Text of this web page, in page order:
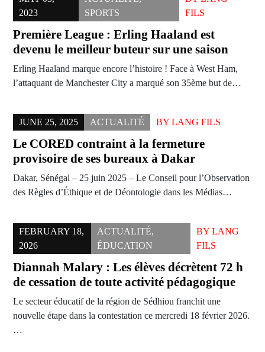
2023
SPORTS
FILS
Première League : Erling Haaland est
devenu le meilleur buteur sur une saison
Erling Haaland marque encore l’histoire ! Face à West Ham,
l’attaquant de Manchester City a marqué son 35ème but de…
JUNE 25, 2025 ACTUALITÉ BY LANG FILS
Le CORED contraint à la fermeture
provisoire de ses bureaux à Dakar
Dakar, Sénégal – 25 juin 2025 – Le Conseil pour l’Observation
des Règles d’Éthique et de Déontologie dans les Médias…
FEBRUARY 18,
2026
ACTUALITÉ,
ÉDUCATION
BYLANG
FILS
Diannah Malary : Les élèves décrètent 72 h
de cessation de toute activité pédagogique
Le secteur éducatif de la région de Sédhiou franchit une
nouvelle étape dans la contestation ce mercredi 18 février 2026.
…